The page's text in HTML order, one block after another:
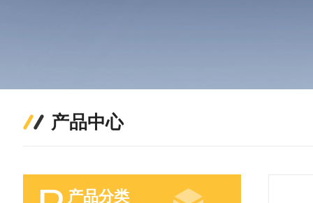
产品中心
产品分类